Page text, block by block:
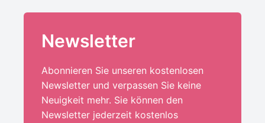
Newsletter
Abonnieren Sie unseren kostenlosen
Newsletter und verpassen Sie keine
Neuigkeit mehr. Sie können den
Newsletter jederzeit kostenlos